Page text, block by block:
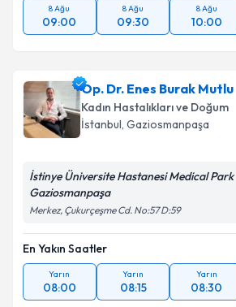
8 Ağu
09:00
8 Ağu
09:30
8 Ağu
10:00
Op. Dr. Enes Burak Mutlu
Kadın Hastalıkları ve Doğum
İstanbul, Gaziosmanpaşa
İstinye Üniversite Hastanesi Medical Park
Gaziosmanpaşa
Merkez, Çukurçeşme Cd. No:57 D:59
En Yakın Saatler
Yarın
08:00
Yarın
08:15
Yarın
08:30